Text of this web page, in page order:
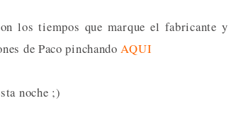
los tiempos que marque el fabricante
de Paco pinchandoAQUI
noche ;)